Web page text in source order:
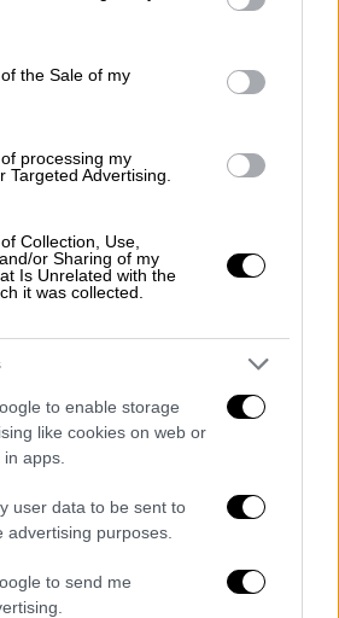
to Google and its third-party tags to
specified purposes in below Google
the Sale of my
processing my
Targeted Advertising.
Collection, Use,
or Sharing of my
Is Unrelated with the
it was collected.
to enable storage
like cookies on web or
apps.
user data to be sent to
advertising purposes.
to send me
τον Νοέμβριο του
κιόλας ημέρα
των charts του
σταθερά υψηλές
και ακροάσεις.
ο ΛΕΞετοιμάζεται για μια
περιοδεία, η οποία θα
αποκλειστικά σε πόλεις
. Επιλέγοντας να
Αθήνα και Θεσσαλονίκη, ο
σε μεγάλα στάδια
εισιτήρια να ξεκινούν από